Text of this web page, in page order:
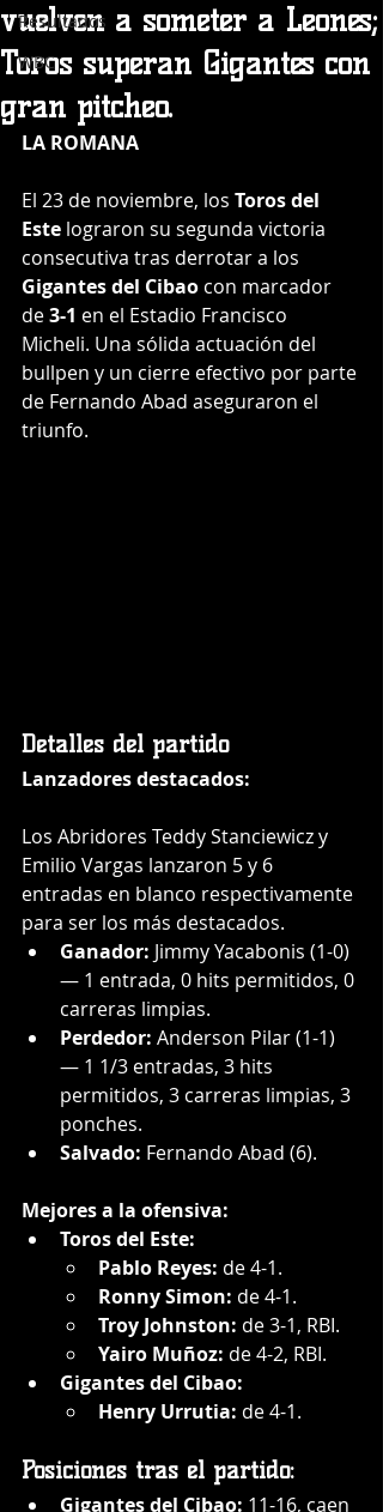
Resultados
WBC
vuelven a someter a Leones;
Toros superan Gigantes con
gran pitcheo.
LA ROMANA
El 23 de noviembre, los Toros del
Este lograron su segunda victoria
consecutiva tras derrotar a los
Gigantes del Cibao con marcador
de 3-1 en el Estadio Francisco
Micheli. Una sólida actuación del
bullpen y un cierre efectivo por parte
de Fernando Abad aseguraron el
triunfo.
Detalles del partido
Lanzadores destacados:
Los Abridores Teddy Stanciewicz y
Emilio Vargas lanzaron 5 y 6
entradas en blanco respectivamente
para ser los más destacados.
Ganador: Jimmy Yacabonis (1-0)
— 1 entrada, 0 hits permitidos, 0
carreras limpias.
Perdedor: Anderson Pilar (1-1)
— 1 1/3 entradas, 3 hits
permitidos, 3 carreras limpias, 3
ponches.
Salvado: Fernando Abad (6).
Mejores a la ofensiva:
Toros del Este:
Pablo Reyes: de 4-1.
Ronny Simon: de 4-1.
Troy Johnston: de 3-1, RBI.
Yairo Muñoz: de 4-2, RBI.
Gigantes del Cibao:
Henry Urrutia: de 4-1.
Posiciones tras el partido:
Gigantes del Cibao: 11-16, caen